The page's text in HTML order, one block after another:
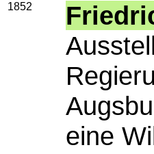
1852
eine